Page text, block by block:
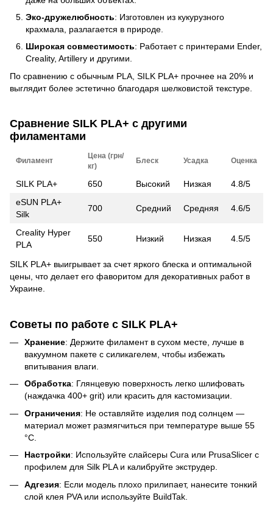
Эко-дружелюбность: Изготовлен из кукурузного
крахмала, разлагается в природе.
Широкая совместимость: Работает с принтерами Ender,
Creality, Artillery и другими.
По сравнению с обычным PLA, SILK PLA+ прочнее на 20% и
выглядит более эстетично благодаря шелковистой текстуре.
Сравнение SILK PLA+ с другими
филаментами
Филамент
Цена (грн/
кг)
Блеск Усадка Оценка
SILK PLA+ 650 Высокий Низкая
4.8/5
eSUN PLA+
Silk
700 Средний Средняя 4.6/5
Creality Hyper
PLA
550 Низкий Низкая 4.5/5
SILK PLA+ выигрывает за счет яркого блеска и оптимальной
цены, что делает его фаворитом для декоративных работ в
Украине.
Советы по работе с SILK PLA+
Хранение: Держите филамент в сухом месте, лучше в
вакуумном пакете с силикагелем, чтобы избежать
впитывания влаги.
Обработка: Глянцевую поверхность легко шлифовать
(наждачка 400+ grit) или красить для кастомизации.
Ограничения: Не оставляйте изделия под солнцем —
материал может размягчиться при температуре выше 55
°C.
Настройки: Используйте слайсеры Cura или PrusaSlicer с
профилем для Silk PLA и калибруйте экструдер.
Адгезия: Если модель плохо прилипает, нанесите тонкий
слой клея PVA или используйте BuildTak.